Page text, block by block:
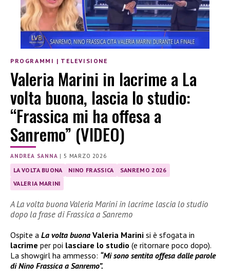
PROGRAMMI | TELEVISIONE
Valeria Marini in lacrime a La
volta buona, lascia lo studio:
“Frassica mi ha offesa a
Sanremo” (VIDEO)
ANDREA SANNA | 5 MARZO 2026
LA VOLTA BUONA NINO FRASSICA
SANREMO 2026
VALERIA MARINI
A La volta buona Valeria Marini in lacrime lascia lo studio
dopo la frase di Frassica a Sanremo
Ospite a La volta buona Valeria Marini si è sfogata in
lacrime per poi lasciare lo studio (e ritornare poco dopo).
La showgirl ha ammesso: “Mi sono sentita offesa dalle parole
di Nino Frassica a Sanremo”.